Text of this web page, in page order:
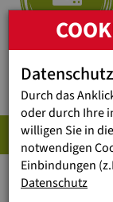
Durch das
oder durch Ihre
willigen Sie in
notwendigen
Einbindungen
Datenschutz